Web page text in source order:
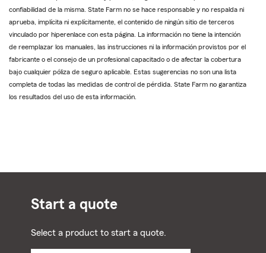
confiabilidad de la misma. State Farm no se hace responsable y no respalda ni
aprueba, implícita ni explícitamente, el contenido de ningún sitio de terceros
vinculado por hiperenlace con esta página. La información no tiene la intención
de reemplazar los manuales, las instrucciones ni la información provistos por el
fabricante o el consejo de un profesional capacitado o de afectar la cobertura
bajo cualquier póliza de seguro aplicable. Estas sugerencias no son una lista
completa de todas las medidas de control de pérdida. State Farm no garantiza
los resultados del uso de esta información.
Start a quote
Select a product to start a quote.